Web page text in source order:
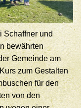
Schaffner und
bewährten
Gemeinde am
zum Gestalten
für den
von den